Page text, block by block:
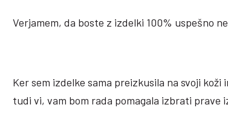
Verjamem, da boste z izdelki 100% uspešno
Ker sem izdelke sama preizkusila na svoji koži
tudi vi, vam bom rada pomagala izbrati prave